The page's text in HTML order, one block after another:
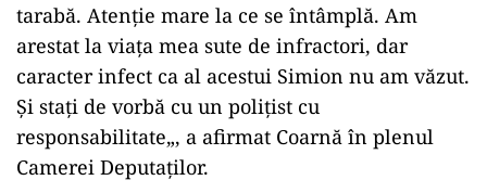
tarabă. Atenție mare la ce se întâmplă. Am
arestat la viața mea sute de infractori, dar
caracter infect ca al acestui Simion nu am văzut.
Și stați de vorbă cu un polițist cu
responsabilitate„, a afirmat Coarnă în plenul
Camerei Deputaților.